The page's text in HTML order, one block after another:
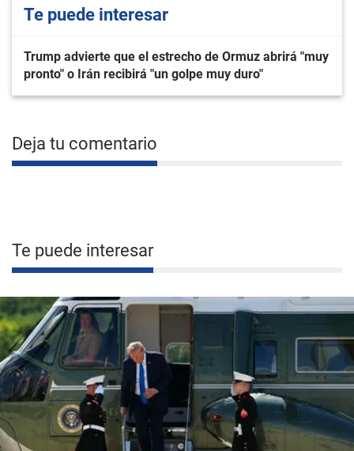
Te puede interesar
Trump advierte que el estrecho de Ormuz abrirá "muy
pronto" o Irán recibirá "un golpe muy duro"
Deja tu comentario
Te puede interesar